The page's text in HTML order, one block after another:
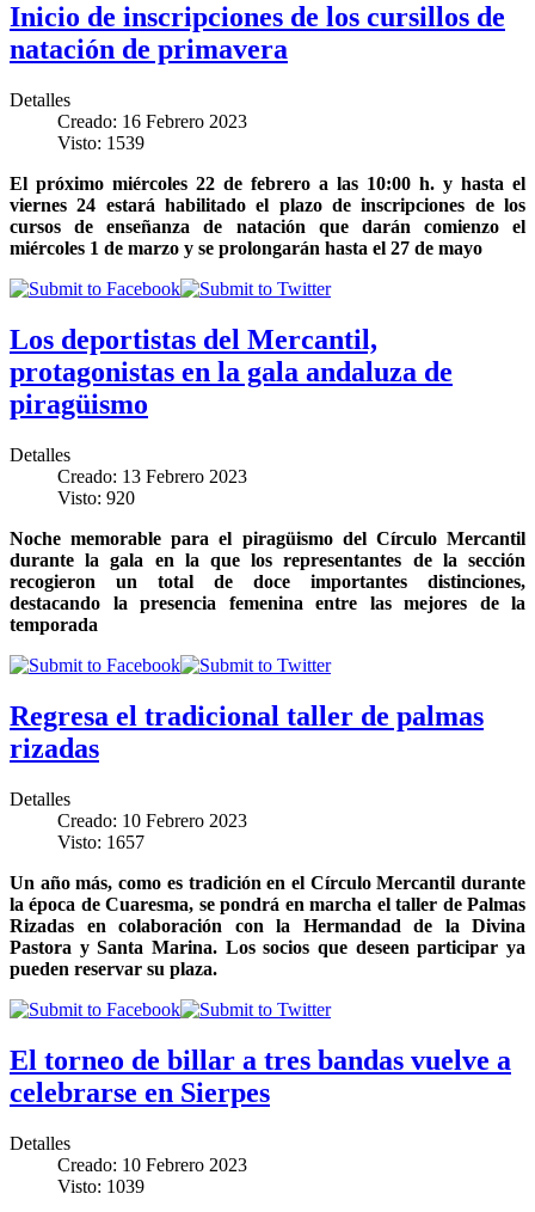
Inicio de inscripciones de los cursillos de
natación de primavera
Detalles
Creado: 16 Febrero 2023
Visto: 1539
El próximo miércoles 22 de febrero a las 10:00 h. y hasta el
viernes 24 estará habilitado el plazo de inscripciones de los
cursos de enseñanza de natación que darán comienzo el
miércoles 1 de marzo y se prolongarán hasta el 27 de mayo
Los deportistas del Mercantil,
protagonistas en la gala andaluza de
piragüismo
Detalles
Creado: 13 Febrero 2023
Visto: 920
Noche memorable para el piragüismo del Círculo Mercantil
durante la gala en la que los representantes de la sección
recogieron un total de doce importantes distinciones,
destacando la presencia femenina entre las mejores de la
temporada
Regresa el tradicional taller de palmas
rizadas
Detalles
Creado: 10 Febrero 2023
Visto: 1657
Un año más, como es tradición en el Círculo Mercantil durante
la época de Cuaresma, se pondrá en marcha el taller de Palmas
Rizadas en colaboración con la Hermandad de la Divina
Pastora y Santa Marina. Los socios que deseen participar ya
pueden reservar su plaza.
El torneo de billar a tres bandas vuelve a
celebrarse en Sierpes
Detalles
Creado: 10 Febrero 2023
Visto: 1039